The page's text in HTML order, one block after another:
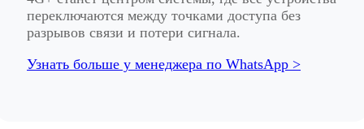
переключаются между точками доступа без
разрывов связи и потери сигнала.
Узнать больше у менеджера по WhatsApp >